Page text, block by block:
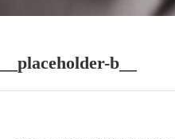
__placeholder-b__